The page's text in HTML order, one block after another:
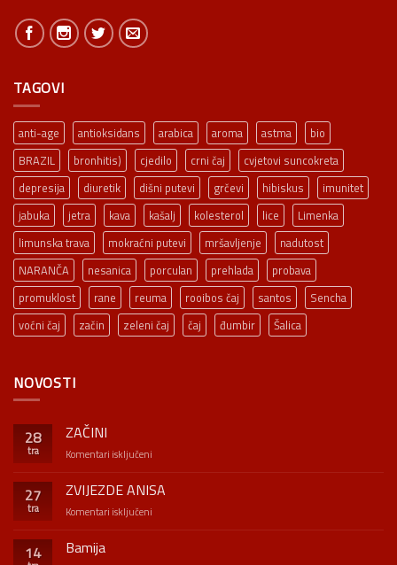
TAGOVI
anti-age antioksidans arabica aroma astma
bio
BRAZIL
bronhitis) cjedilo crni čaj
cvjetovi suncokreta
depresija
diuretik dišni putevi grčevi hibiskus
imunitet
jabuka
jetra kava kašalj kolesterol lice
Limenka
limunska trava
mokraćni putevi mršavljenje
nadutost
NARANČA
nesanica porculan prehlada
probava
promuklost
rane reuma rooibos čaj santos
Sencha
voćni čaj
začin zeleni čaj čaj đumbir Šalica
NOVOSTI
28
tra
ZAČINI
Komentari isključeni
27
tra
ZVIJEZDE ANISA
Komentari isključeni
14 Bamija